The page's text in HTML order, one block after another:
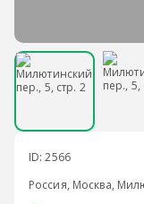
ID: 2566
Россия, Москва,